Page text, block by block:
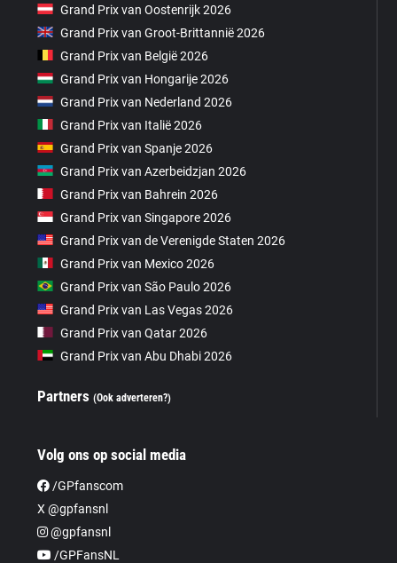
Grand Prix van Oostenrijk 2026
Grand Prix van Groot-Brittannië 2026
Grand Prix van België 2026
Grand Prix van Hongarije 2026
Grand Prix van Nederland 2026
Grand Prix van Italië 2026
Grand Prix van Spanje 2026
Grand Prix van Azerbeidzjan 2026
Grand Prix van Bahrein 2026
Grand Prix van Singapore 2026
Grand Prix van de Verenigde Staten 2026
Grand Prix van Mexico 2026
Grand Prix van São Paulo 2026
Grand Prix van Las Vegas 2026
Grand Prix van Qatar 2026
Grand Prix van Abu Dhabi 2026
Partners(Ook adverteren?)
Volg ons op social media
/GPfanscom
X @gpfansnl
@gpfansnl
/GPFansNL